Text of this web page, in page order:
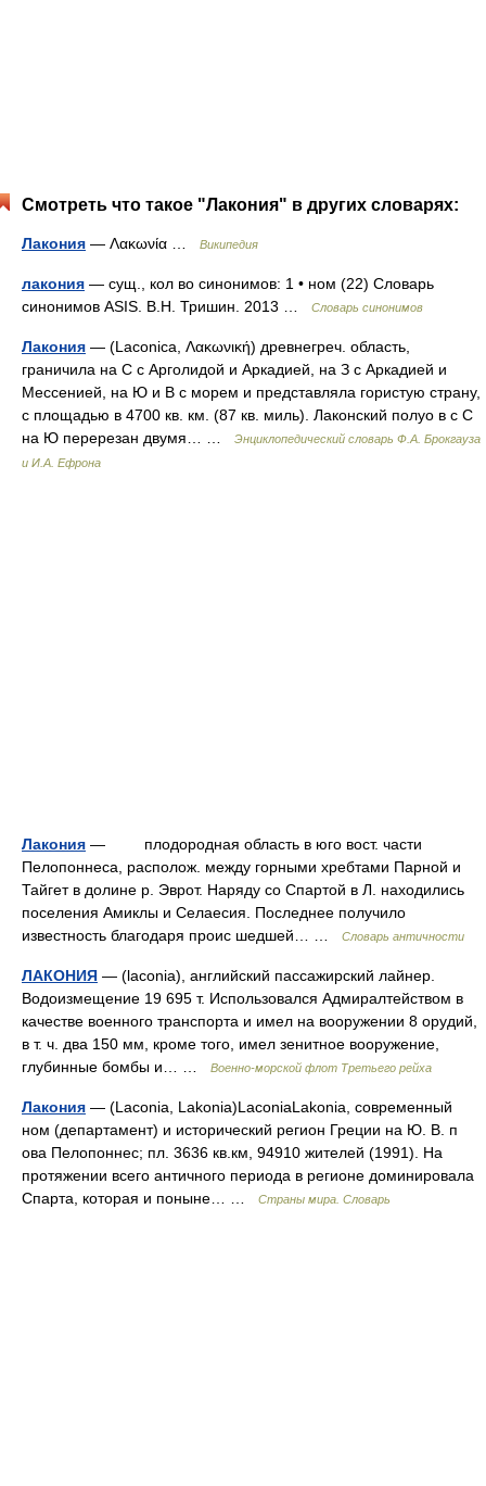
Смотреть что такое "Лакония" в других словарях:
Лакония — Λακωνία … Википедия
лакония — сущ., кол во синонимов: 1 • ном (22) Словарь
синонимов ASIS. В.Н. Тришин. 2013 …
Словарь синонимов
Лакония — (Laconica, Λακωνική) древнегреч. область,
граничила на С с Арголидой и Аркадией, на З с Аркадией и
Мессенией, на Ю и В с морем и представляла гористую страну,
с площадью в 4700 кв. км. (87 кв. миль). Лаконский полуо в с С
на Ю перерезан двумя… …
Энциклопедический словарь Ф.А. Брокгауза
и И.А. Ефрона
Лакония — плодородная область в юго вост. части
Пелопоннеса, располож. между горными хребтами Парной и
Тайгет в долине р. Эврот. Наряду со Спартой в Л. находились
поселения Амиклы и Селаесия. Последнее получило
известность благодаря проис шедшей… …
Словарь античности
ЛАКОНИЯ — (laconia), английский пассажирский лайнер.
Водоизмещение 19 695 т. Использовался Адмиралтейством в
качестве военного транспорта и имел на вооружении 8 орудий,
в т. ч. два 150 мм, кроме того, имел зенитное вооружение,
глубинные бомбы и… …
Военно-морской флот Третьего рейха
Лакония — (Laconia, Lakonia)LaconiaLakonia, современный
ном (департамент) и исторический регион Греции на Ю. В. п
ова Пелопоннес; пл. 3636 кв.км, 94910 жителей (1991). На
протяжении всего античного периода в регионе доминировала
Спарта, которая и поныне… …
Страны мира. Словарь